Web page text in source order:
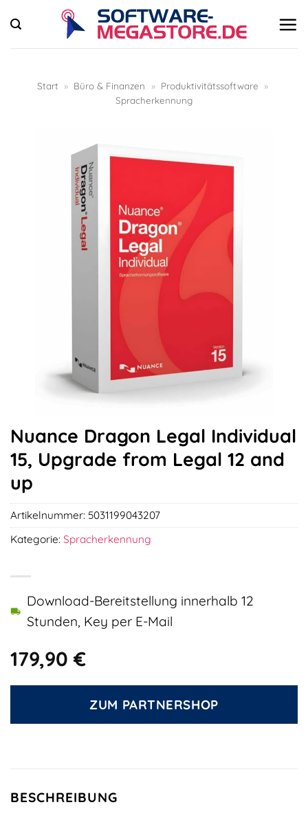
Inhalt
springen
Start » Büro & Finanzen » Produktivitätssoftware
»
Spracherkennung
Nuance Dragon Legal Individual
15, Upgrade from Legal 12 and
up
179,90€
Download-Bereitstellung innerhalb 12
Stunden, Key per E-Mail
ZUM PARTNERSHOP
Artikelnummer: 5031199043207
Kategorie: Spracherkennung
BESCHREIBUNG